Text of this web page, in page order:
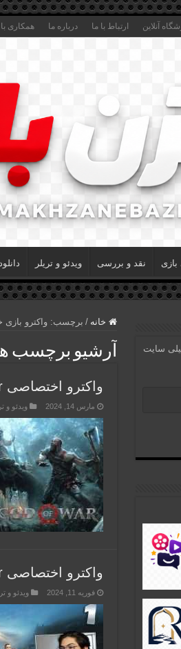
آنلاین ارتباط با ما درباره ما همکاری با
بازی نقد و بررسی ویدئو و تریلر
خانه / برچسب:واکترو
آرشیو برچسب
واکترو اختصاصی God Of War پارت دوم قسمت 1
مارس 14, 2024 ویدئو و
واکترو اختصاصی God Of War پارت اول قسمت 1
فوریه 11, 2024 ویدئو و
سایت